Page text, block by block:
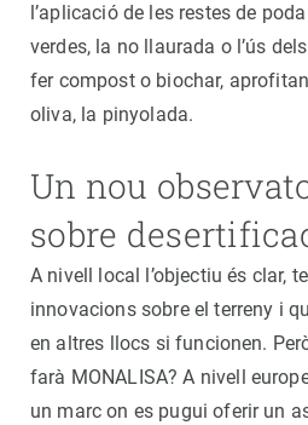
l’aplicació de les restes de
verdes, la no llaurada o l’ús
fer compost o biochar,
oliva, la pinyolada.
Un nou
sobre
A nivell local l’objectiu és clar,
innovacions sobre el terreny i
en altres llocs si funcionen.
farà MONALISA? A nivell
un marc on es pugui oferir un